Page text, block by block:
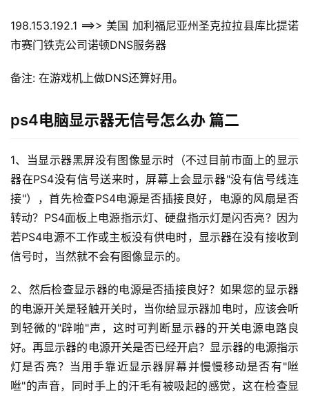
198.153.192.1 ==>> 美国 加利福尼亚州圣克拉拉县库比提诺
市赛门铁克公司诺顿DNS服务器
备注: 在游戏机上做DNS还算好用。
ps4电脑显示器无信号怎么办 篇二
1、当显示器黑屏没有图像显示时（不过目前市面上的显示
器在PS4没有信号送来时，屏幕上会显示器"没有信号线连
接"），首先检查PS4电源是否插接良好，电源的风扇是否
转动？PS4面板上电源指示灯、硬盘指示灯是闪否亮？因为
若PS4电源不工作或主板没有供电时，显示器在没有接收到
信号时，当然就不会有图像显示的。
2、然后检查显示器的电源是否插接良好？如果您的显示器
的电源开关是轻触开关时，当你给显示器加电时，应该会听
到轻微的"辟啪"声，这时可判断显示器的开关电源电路良
好。再显示器的电源开关是否已经开启？显示器的电源指示
灯是否亮？当用手靠近显示器屏幕并慢慢移动是否有"咝
咝"的声音，同时手上的汗毛有被吸起的感觉，这在检查显